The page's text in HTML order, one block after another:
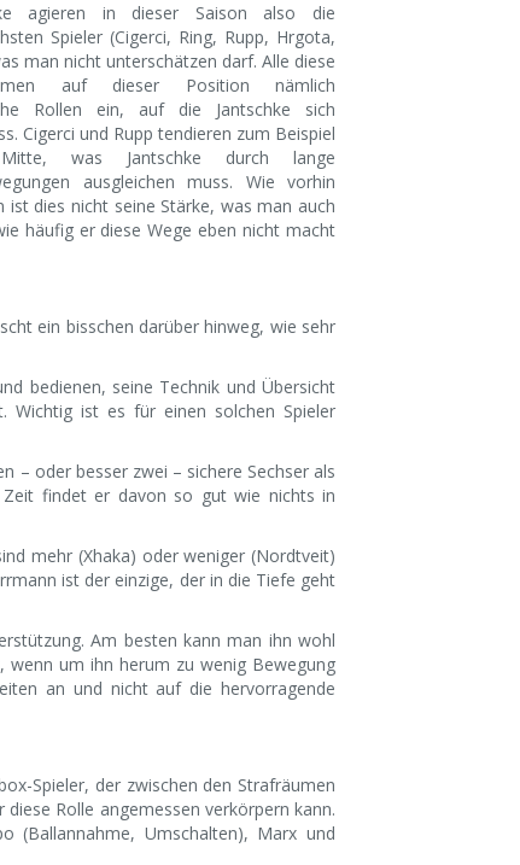
agieren in dieser Saison also die
Spieler (Cigerci, Ring, Rupp, Hrgota,
man nicht unterschätzen darf. Alle diese
auf dieser Position nämlich
Rollen ein, auf die Jantschke sich
Cigerci und Rupp tendieren zum Beispiel
was Jantschke durch lange
ausgleichen muss. Wie vorhin
ist dies nicht seine Stärke, was man auch
häufig er diese Wege eben nicht macht
ein bisschen darüber hinweg, wie sehr
bedienen, seine Technik und Übersicht
Wichtig ist es für einen solchen Spieler
– oder besser zwei – sichere Sechser als
Zeit findet er davon so gut wie nichts in
mehr (Xhaka) oder weniger (Nordtveit)
ist der einzige, der in die Tiefe geht
Am besten kann man ihn wohl
um ihn herum zu wenig Bewegung
an und nicht auf die hervorragende
Spieler, der zwischen den Strafräumen
Rolle angemessen verkörpern kann.
(Ballannahme, Umschalten), Marx und